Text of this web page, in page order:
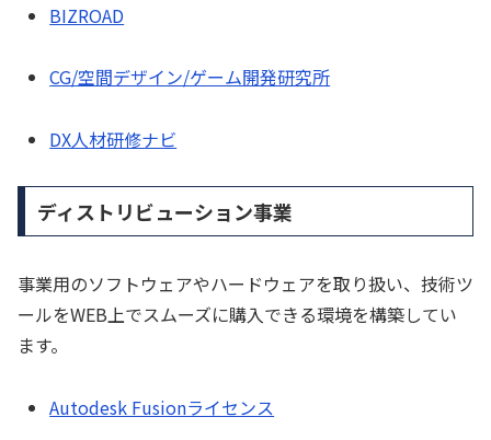
BIZROAD
CG/空間デザイン/ゲーム開発研究所
DX人材研修ナビ
ディストリビューション事業
事業用のソフトウェアやハードウェアを取り扱い、技術ツ
ールをWEB上でスムーズに購入できる環境を構築してい
ます。
Autodesk Fusionライセンス